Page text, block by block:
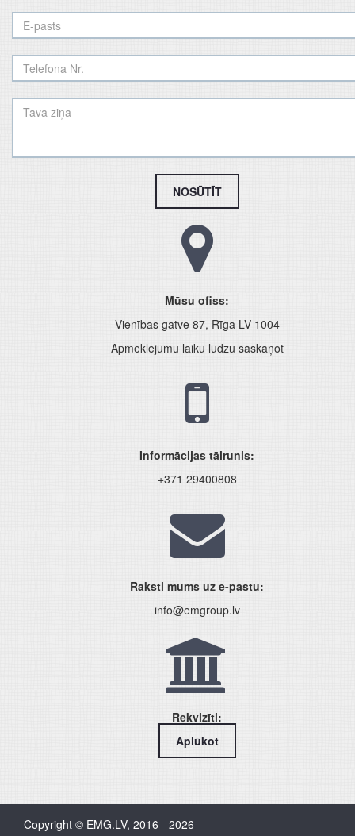
NOSŪTĪT
Mūsu ofiss:
Vienības gatve 87, Rīga LV-1004
Apmeklējumu laiku lūdzu saskaņot
Informācijas tālrunis:
+371 29400808
Raksti mums uz e-pastu:
info@emgroup.lv
Rekvizīti:
Aplūkot
Copyright © EMG.LV, 2016 - 2026